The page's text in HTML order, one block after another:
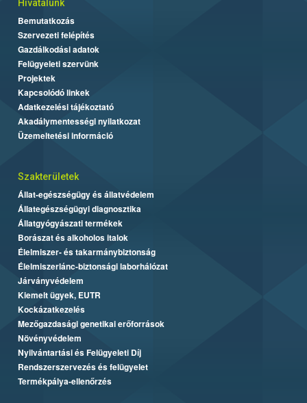
Hivatalunk
Bemutatkozás
Szervezeti felépítés
Gazdálkodási adatok
Felügyeleti szervünk
Projektek
Kapcsolódó linkek
Adatkezelési tájékoztató
Akadálymentességi nyilatkozat
Üzemeltetési információ
Szakterületek
Állat-egészségügy és állatvédelem
Állategészségügyi diagnosztika
Állatgyógyászati termékek
Borászat és alkoholos italok
Élelmiszer- és takarmánybiztonság
Élelmiszerlánc-biztonsági laborhálózat
Járványvédelem
Kiemelt ügyek, EUTR
Kockázatkezelés
Mezőgazdasági genetikai erőforrások
Növényvédelem
Nyilvántartási és Felügyeleti Díj
Rendszerszervezés és felügyelet
Termékpálya-ellenőrzés